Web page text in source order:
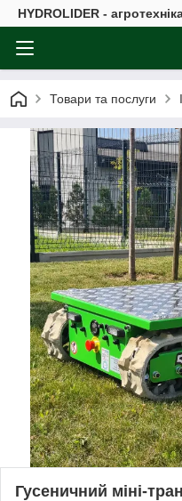
HYDROLIDER -
Товари та послуги
Гусеничний міні-